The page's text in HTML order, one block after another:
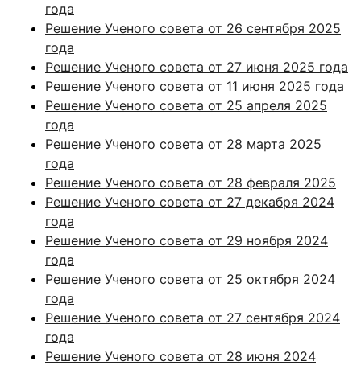
года
Решение Ученого совета от 26 сентября 2025
года
Решение Ученого совета от 27 июня 2025 года
Решение Ученого совета от 11 июня 2025 года
Решение Ученого совета от 25 апреля 2025
года
Решение Ученого совета от 28 марта 2025
года
Решение Ученого совета от 28 февраля 2025
Решение Ученого совета от 27 декабря 2024
года
Решение Ученого совета от 29 ноября 2024
года
Решение Ученого совета от 25 октября 2024
года
Решение Ученого совета от 27 сентября 2024
года
Решение Ученого совета от 28 июня 2024